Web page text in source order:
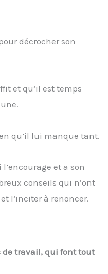
décrocher son
et qu’il est temps
qu’il lui manque tant.
et a son
conseils qui n’ont
l’inciter à renoncer.
de travail, qui font tout